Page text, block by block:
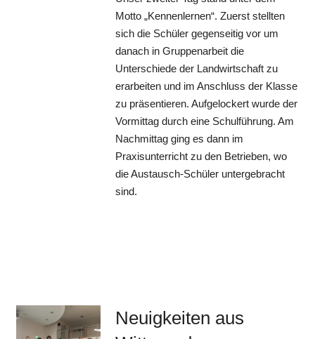
Motto „Kennenlernen“. Zuerst stellten
sich die Schüler gegenseitig vor um
danach in Gruppenarbeit die
Unterschiede der Landwirtschaft zu
erarbeiten und im Anschluss der Klasse
zu präsentieren. Aufgelockert wurde der
Vormittag durch eine Schulführung. Am
Nachmittag ging es dann im
Praxisunterricht zu den Betrieben, wo
die Austausch-Schüler untergebracht
sind.
Neuigkeiten aus